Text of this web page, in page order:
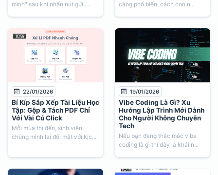
mình" sau khi nhấn nút gửi ...
càng phổ biến, cách con n...
22/01/2026
Bí Kíp Sắp Xếp Tài Liệu Học
Tập: Gộp & Tách PDF Chỉ
Với Vài Cú Click
Mỗi mùa thi đến, sinh viên
chúng mình lại đối mặt với kịc...
19/01/2026
Vibe Coding Là Gì? Xu
Hướng Lập Trình Mới Dành
Cho Người Không Chuyên
Tech
Nếu bạn đang thắc mắc vibe
coding là gì thì đây là khái n...